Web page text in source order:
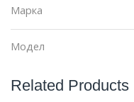
Марка
Модел
Related Products